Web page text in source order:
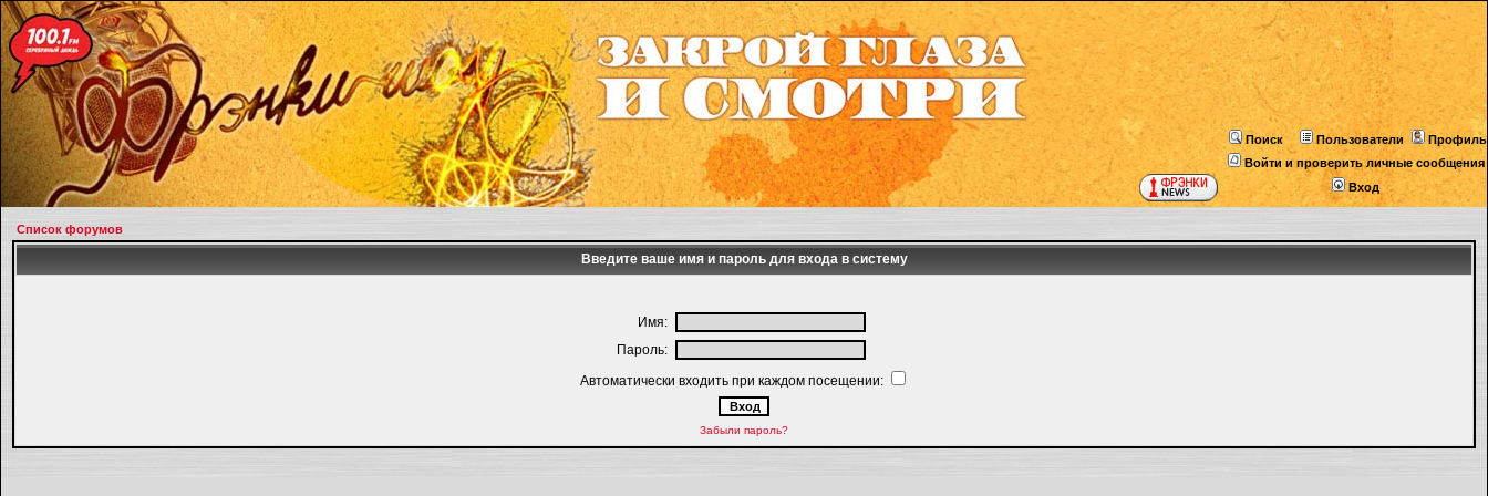
Поиск Пользователи
Профиль
Войти и проверить личные сообщения
Вход
Список форумов
Введите ваше имя и пароль для входа в систему
Имя:
Пароль:
Автоматически входить при каждом посещении:
Забыли пароль?